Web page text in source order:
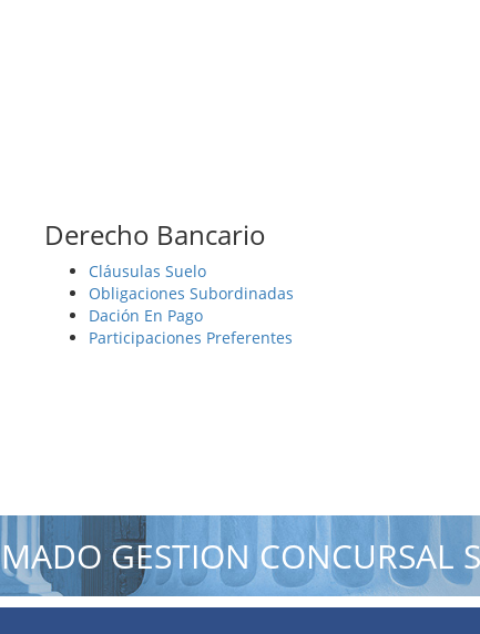
Derecho Bancario
Cláusulas Suelo
Obligaciones Subordinadas
Dación En Pago
Participaciones Preferentes
MADO GESTION CONCURSAL